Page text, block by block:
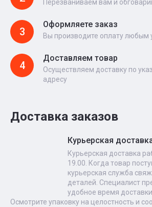
Перезваниваем вам и
3
Оформляете заказ
Вы производите оплату любым
4
Доставляем товар
Осуществляем доставку по
адресу
Доставка заказов
Курьерская
Курьерская доставка
19.00. Когда товар
курьерская служба
деталей. Специалист
удобное время
Осмотрите упаковку на целостность и